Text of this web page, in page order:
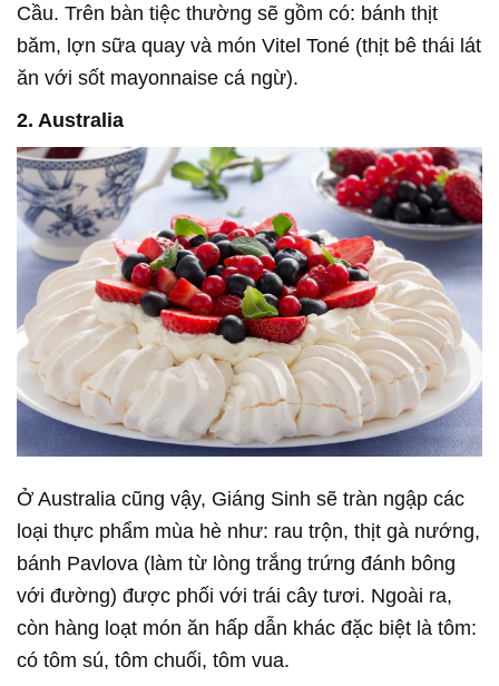
Cầu. Trên bàn tiệc thường sẽ gồm có: bánh thịt
băm, lợn sữa quay và món Vitel Toné (thịt bê thái lát
ăn với sốt mayonnaise cá ngừ).
2. Australia
Ở Australia cũng vậy, Giáng Sinh sẽ tràn ngập các
loại thực phẩm mùa hè như: rau trộn, thịt gà nướng,
bánh Pavlova (làm từ lòng trắng trứng đánh bông
với đường) được phối với trái cây tươi. Ngoài ra,
còn hàng loạt món ăn hấp dẫn khác đặc biệt là tôm:
có tôm sú, tôm chuối, tôm vua.